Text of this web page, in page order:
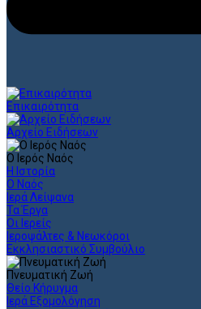
Επικαιρότητα
Αρχείο Ειδήσεων
Ο Ιερός Ναός
Η Ιστορία
Ο Ναός
Ιερά Λείψανα
Τα Έργα
Οι Ιερείς
Ιεροψάλτες & Νεωκόροι
Εκκλησιαστικό Συμβούλιο
Πνευματική Ζωή
Θείο Κήρυγμα
Ιερά Εξομολόγηση